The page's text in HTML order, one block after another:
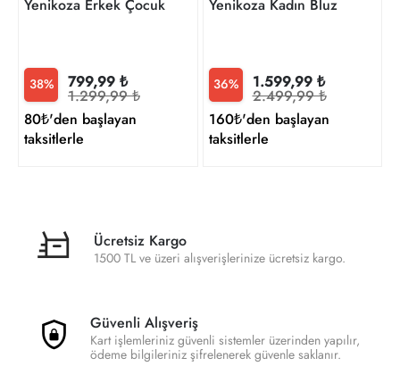
Yenikoza Erkek Çocuk Gömlek
38% 799,99 ₺
1.299,99 ₺
80₺'den başlayan
taksitlerle
Yenikoza Kadın Bluz
36% 1.599,99 ₺
2.499,99 ₺
160₺'den başlayan
taksitlerle
Ücretsiz Kargo
1500 TL ve üzeri alışverişlerinize ücretsiz kargo.
Güvenli Alışveriş
Kart işlemleriniz güvenli sistemler üzerinden yapılır,
ödeme bilgileriniz şifrelenerek güvenle saklanır.